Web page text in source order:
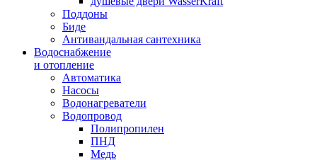
Поддоны
Биде
Антивандальная сантехника
Водоснабжение
и отопление
Автоматика
Насосы
Водонагреватели
Водопровод
Полипропилен
ПНД
Медь